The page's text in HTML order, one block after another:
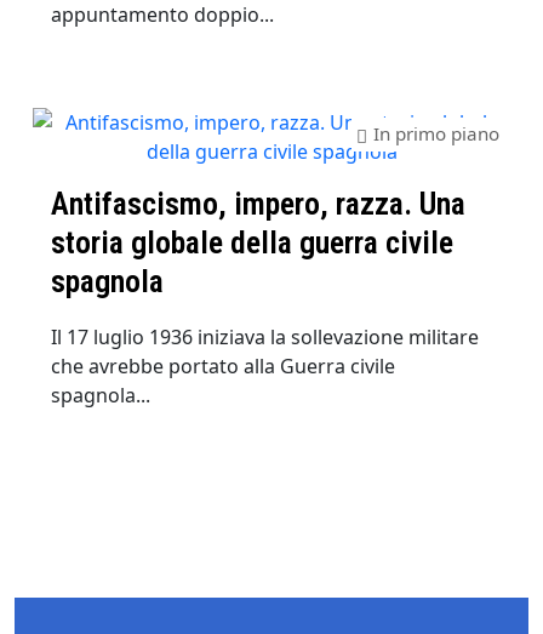
appuntamento doppio...
Antifascismo, impero, razza. Una
storia globale della guerra civile
spagnola
In primo piano
Il 17 luglio 1936 iniziava la sollevazione militare
che avrebbe portato alla Guerra civile
spagnola...